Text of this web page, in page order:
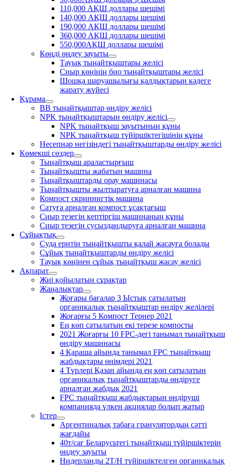
110,000 АҚШ доллары шешімі
140,000 АҚШ доллары шешімі
190,000 АҚШ доллары шешімі
360,000 АҚШ доллары шешімі
550,000АҚШ доллары шешімі
Көңді өңдеу зауыты
Тауық тыңайтқыштары желісі
Сиыр көңінің био тыңайтқыштары желісі
Шошқа шаруашылығы қалдықтарын кәдеге
жарату жүйесі
Құрама
BB тыңайтқыштар өндіру желісі
NPK тыңайтқыштарын өндіру желісі
NPK тыңайтқыш зауытының құны
NPK тыңайтқыш түйіршіктегішінің құны
Несепнәр негізіндегі тыңайтқыштарды өндіру желісі
Көмекші сөздер
Тыңайтқыш араластырғыш
Тыңайтқышты жабатын машина
Тыңайтқыштарды орау машинасы
Тыңайтқышты жылтыратуға арналған машина
Компост скринингтік машина
Сатуға арналған компост ұсақтағыш
Сиыр тезегін кептіргіш машинаның құны
Сиыр тезегін сусыздандыруға арналған машина
Сұйықтық
Суда еритін тыңайтқышты қалай жасауға болады
Сұйық тыңайтқыштарды өндіру желісі
Тауық көңінен сұйық тыңайтқыш жасау желісі
Ақпарат
Жиі қойылатын сұрақтар
Жаңалықтар
Жоғары бағалар 3 Ыстық сатылатын
органикалық тыңайтқыштар өндіру желілері
Жоғарғы 5 Компост Тернер 2021
Ең көп сатылатын екі терезе компосты
2021 Жоғарғы 10 FPC-дегі танымал тыңайтқыш
өндіру машинасы
4 Қараша айында танымал FPC тыңайтқыш
жабдықтары өнімдері 2021
4 Түрлері Қазан айында ең көп сатылатын
органикалық тыңайтқыштарды өндіруге
арналған жабдық 2021
FPC тыңайтқыш жабдықтарын өндіруші
компанияда үлкен акциялар болып жатыр
Істер
Аргентиналық табаға гранулятордың сәтті
жағдайы
40т/сағ Беларусьтегі тыңайтқыш түйіршіктерін
өңдеу зауыты
Нидерланды 2T/H түйіршіктелген органикалық